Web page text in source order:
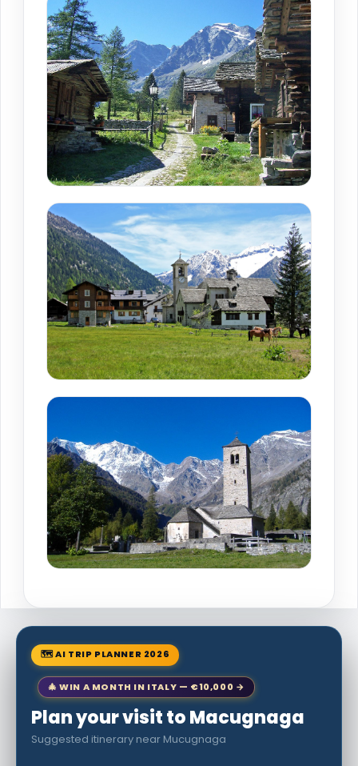
🗺 AI TRIP PLANNER 2026
🎄 WIN A MONTH IN ITALY — €10,000 →
Plan your visit to Macugnaga
Suggested itinerary near Mucugnaga